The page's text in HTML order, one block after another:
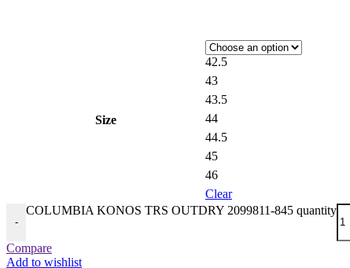
Size
42.5
43
43.5
44
44.5
45
46
Clear
-
COLUMBIA KONOS TRS OUTDRY 2099811-845 quantity
Compare
Add to wishlist